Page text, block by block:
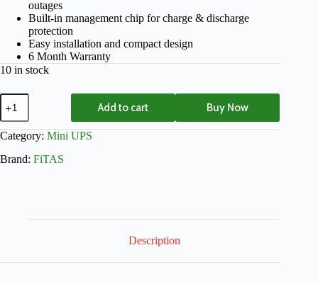
outages
Built-in management chip for charge & discharge
protection
Easy installation and compact design
6 Month Warranty
10 in stock
Add to cart Buy Now
Category: Mini UPS
Brand: FiTAS
Description